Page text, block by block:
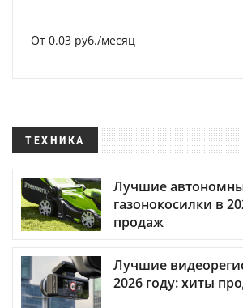
От 0.03 руб./месяц
ТЕХНИКА
Лучшие
газонокосилки в
продаж
Лучшие
2026 году: хиты